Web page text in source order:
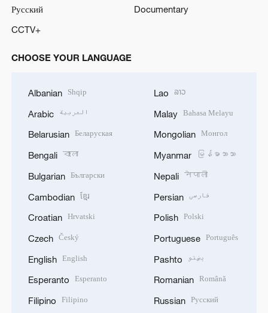
Русский
Documentary
CCTV+
CHOOSE YOUR LANGUAGE
Albanian Shqip
Arabic العربية
Belarusian Беларуская
Bengali বাংলা
Bulgarian Български
Cambodian ខ្មែរ
Croatian Hrvatski
Czech Český
English English
Esperanto Esperanto
Filipino Filipino
Lao ລາວ
Malay Bahasa Melayu
Mongolian Монгол
Myanmar မြန်မာဘာသာ
Nepali नेपाली
Persian فارسی
Polish Polski
Portuguese Português
Pashto پښتو
Romanian Română
Russian Русский